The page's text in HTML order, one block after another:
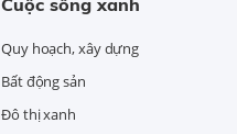
Cuộc sống xanh
Quy hoạch, xây dựng
Bất động sản
Đô thị xanh